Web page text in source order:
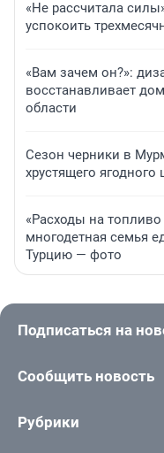
«Не рассчитала
успокоить
«Вам зачем он?»:
восстанавливает
области
Сезон черники в
хрустящего
«Расходы на
многодетная семья
Турцию — фото
Подписаться на
Сообщить новость
Рубрики